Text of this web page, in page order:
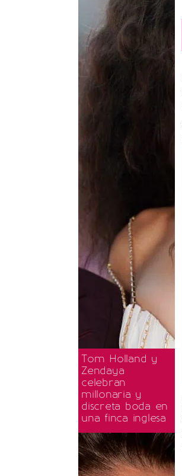
Tom Holland y
Zendaya
celebran
millonaria y
discreta boda en
una finca inglesa